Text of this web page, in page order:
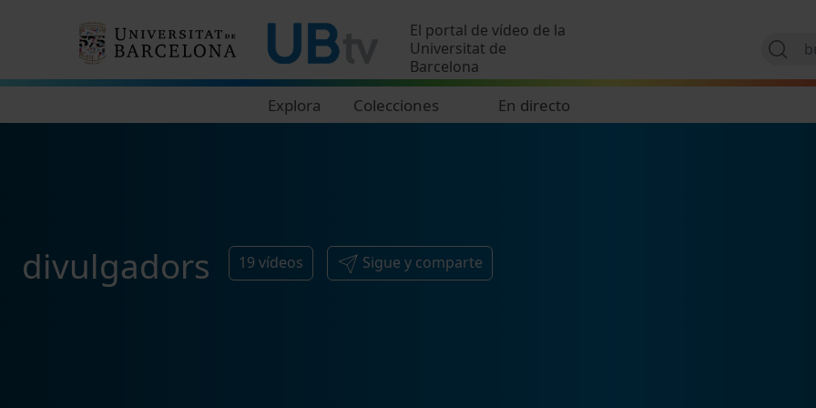
El portal de vídeo de la
Universitat de
Barcelona
Explora Colecciones En directo
divulgadors 19 vídeos Sigue y comparte